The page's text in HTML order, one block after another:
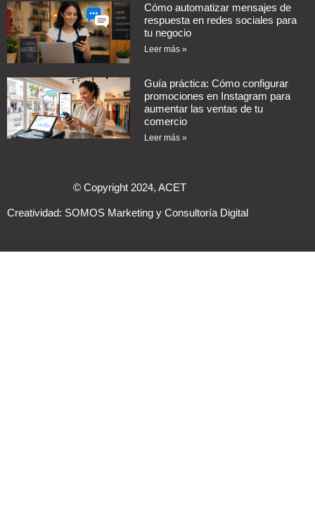
Cómo automatizar mensajes de
respuesta en redes sociales para
tu negocio
Leer más »
Guía práctica: Cómo configurar
promociones en Instagram para
aumentar las ventas de tu
comercio
Leer más »
© Copyright 2024, ACET
Creatividad: SOMOS Marketing y Consultoría Digital